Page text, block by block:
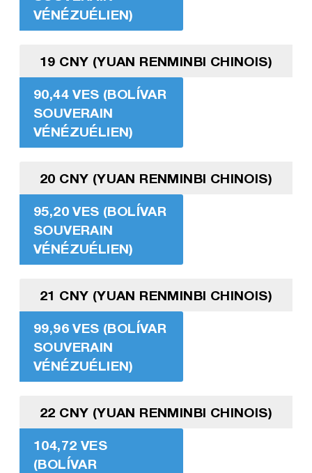
VÉNÉZUÉLIEN)
19 CNY (YUAN RENMINBI CHINOIS)
90,44 VES (BOLÍVAR
SOUVERAIN
VÉNÉZUÉLIEN)
20 CNY (YUAN RENMINBI CHINOIS)
95,20 VES (BOLÍVAR
SOUVERAIN
VÉNÉZUÉLIEN)
21 CNY (YUAN RENMINBI CHINOIS)
99,96 VES (BOLÍVAR
SOUVERAIN
VÉNÉZUÉLIEN)
22 CNY (YUAN RENMINBI CHINOIS)
104,72 VES
(BOLÍVAR